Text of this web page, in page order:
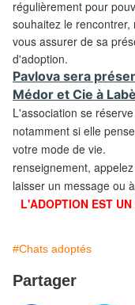
régulièrement pour
souhaitez le
vous assurer de sa
d'adoption.
Pavlova sera
Médor et Cie à
L'association se
notamment si elle
votre mode de vie.
renseignement,
laisser un message ou
L'ADOPTION EST
#Chats adoptés
Partager